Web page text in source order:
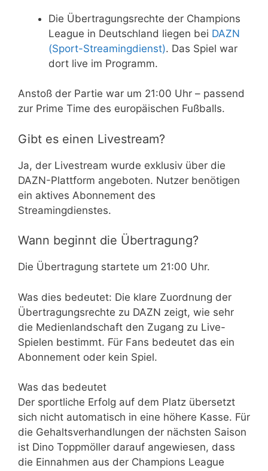
Die Übertragungsrechte der Champions
League in Deutschland liegen bei DAZN
(Sport-Streamingdienst). Das Spiel war
dort live im Programm.
Anstoß der Partie war um 21:00 Uhr – passend
zur Prime Time des europäischen Fußballs.
Gibt es einen Livestream?
Ja, der Livestream wurde exklusiv über die
DAZN-Plattform angeboten. Nutzer benötigen
ein aktives Abonnement des
Streamingdienstes.
Wann beginnt die Übertragung?
Die Übertragung startete um 21:00 Uhr.
Was dies bedeutet: Die klare Zuordnung der
Übertragungsrechte zu DAZN zeigt, wie sehr
die Medienlandschaft den Zugang zu Live-
Spielen bestimmt. Für Fans bedeutet das ein
Abonnement oder kein Spiel.
Was das bedeutet
Der sportliche Erfolg auf dem Platz übersetzt
sich nicht automatisch in eine höhere Kasse. Für
die Gehaltsverhandlungen der nächsten Saison
ist Dino Toppmöller darauf angewiesen, dass
die Einnahmen aus der Champions League